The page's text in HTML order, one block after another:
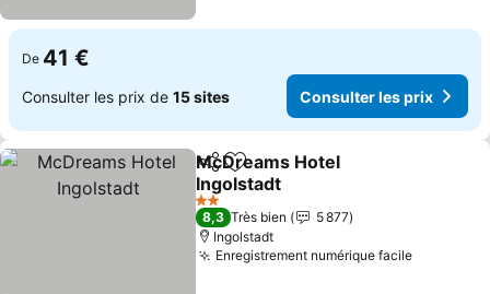
De 41 €
Consulter les prix de 15 sites Consulter les prix
PartagerAjouter à mes favoris
McDreams Hotel
Ingolstadt
Consulter les prix
2 Étoiles
8,3 Très bien
5 877
Ingolstadt
Enregistrement numérique facile